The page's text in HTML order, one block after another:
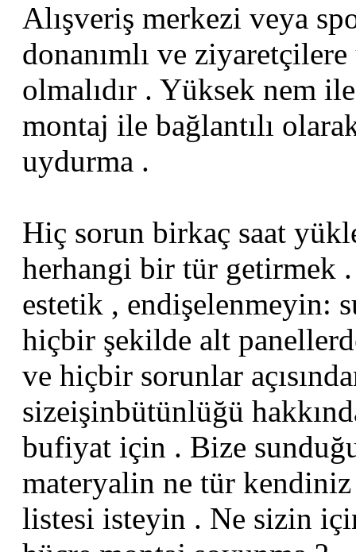
Alışveriş merkezi veya
donanımlı ve
olmalıdır . Yüksek nem
montaj ile bağlantılı
uydurma .
Hiç sorun birkaç saat
herhangi bir tür getirmek
estetik , endişelenmeyin:
hiçbir şekilde alt
ve hiçbir sorunlar
sizeişinbütünlüğü
bufiyat için . Bize
materyalin ne tür
listesi isteyin . Ne sizin